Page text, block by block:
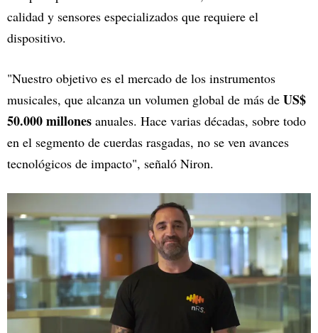
calidad y sensores especializados que requiere el
dispositivo.
"Nuestro objetivo es el mercado de los instrumentos
musicales, que alcanza un volumen global de más de US$
50.000 millones anuales. Hace varias décadas, sobre todo
en el segmento de cuerdas rasgadas, no se ven avances
tecnológicos de impacto", señaló Niron.